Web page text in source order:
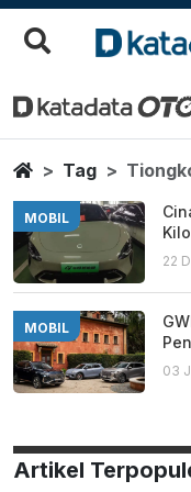
Tiongkok
Berita
HomeTag
MOBIL
22
MOBIL
03
Artikel